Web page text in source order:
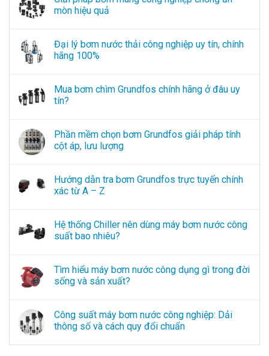
mòn hiệu quả
Đại lý bơm nước thải công nghiệp uy tín, chính
hãng 100%
Mua bơm chìm Grundfos chính hãng ở đâu uy
tín?
Phần mềm chọn bơm Grundfos giải pháp tính
cột áp, lưu lượng
Hướng dẫn tra bơm Grundfos trực tuyến chính
xác từ A – Z
Hệ thống Chiller nên dùng máy bơm nước công
suất bao nhiêu?
Tìm hiểu máy bơm nước công dụng gì trong đời
sống và sản xuất?
Công suất máy bơm nước công nghiệp: Dải
thông số và cách quy đổi chuẩn